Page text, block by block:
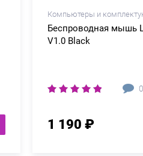
Компьютеры и
Беспроводная мышь
V1.0 Black
0
1 190 ₽